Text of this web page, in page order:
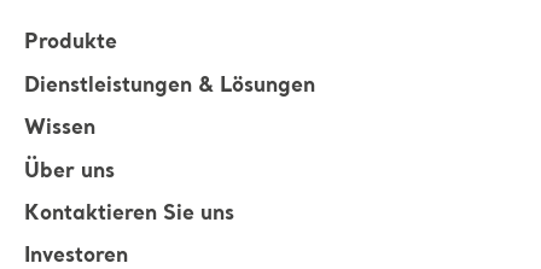
Produkte
Dienstleistungen & Lösungen
Wissen
Über uns
Kontaktieren Sie uns
Investoren